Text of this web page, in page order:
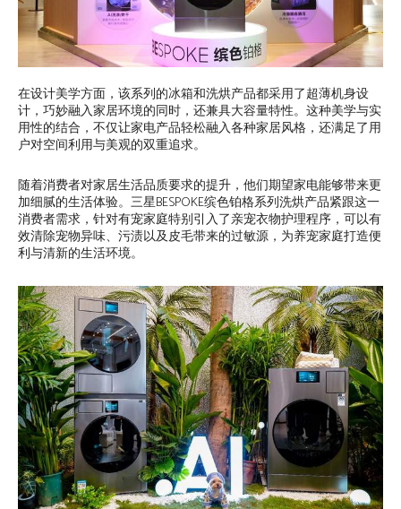
在设计美学方面，该系列的冰箱和洗烘产品都采用了超薄机身设
计，巧妙融入家居环境的同时，还兼具大容量特性。这种美学与实
用性的结合，不仅让家电产品轻松融入各种家居风格，还满足了用
户对空间利用与美观的双重追求。
随着消费者对家居生活品质要求的提升，他们期望家电能够带来更
加细腻的生活体验。三星BESPOKE缤色铂格系列洗烘产品紧跟这一
消费者需求，针对有宠家庭特别引入了亲宠衣物护理程序，可以有
效清除宠物异味、污渍以及皮毛带来的过敏源，为养宠家庭打造便
利与清新的生活环境。